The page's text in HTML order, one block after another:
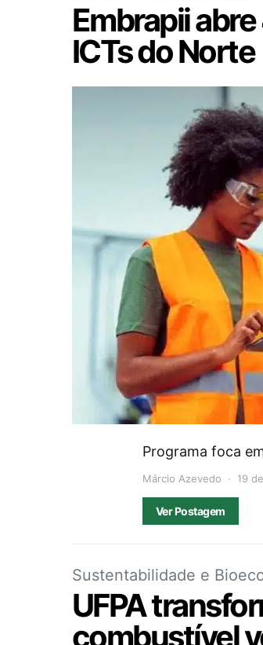
Embrapii
ICTs do Norte
Programa foca
Márcio Azevedo 19
Ver Postagem
Sustentabilidade e
UFPA
combustível